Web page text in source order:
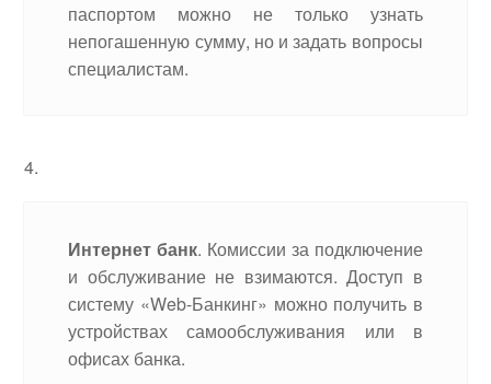
паспортом можно не только узнать
непогашенную сумму, но и задать вопросы
специалистам.
Интернет банк. Комиссии за подключение
и обслуживание не взимаются. Доступ в
систему «Web-Банкинг» можно получить в
устройствах самообслуживания или в
офисах банка.